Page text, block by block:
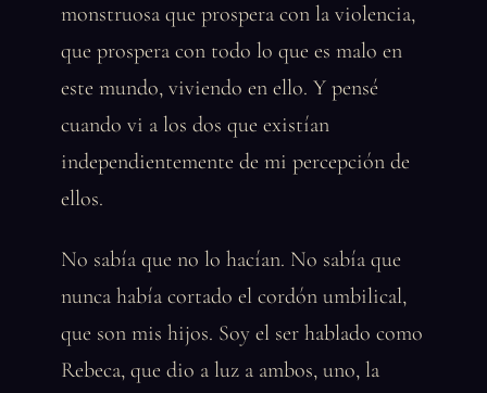
monstruosa que prospera con la violencia,
que prospera con todo lo que es malo en
este mundo, viviendo en ello. Y pensé
cuando vi a los dos que existían
independientemente de mi percepción de
ellos.
No sabía que no lo hacían. No sabía que
nunca había cortado el cordón umbilical,
que son mis hijos. Soy el ser hablado como
Rebeca, que dio a luz a ambos, uno, la